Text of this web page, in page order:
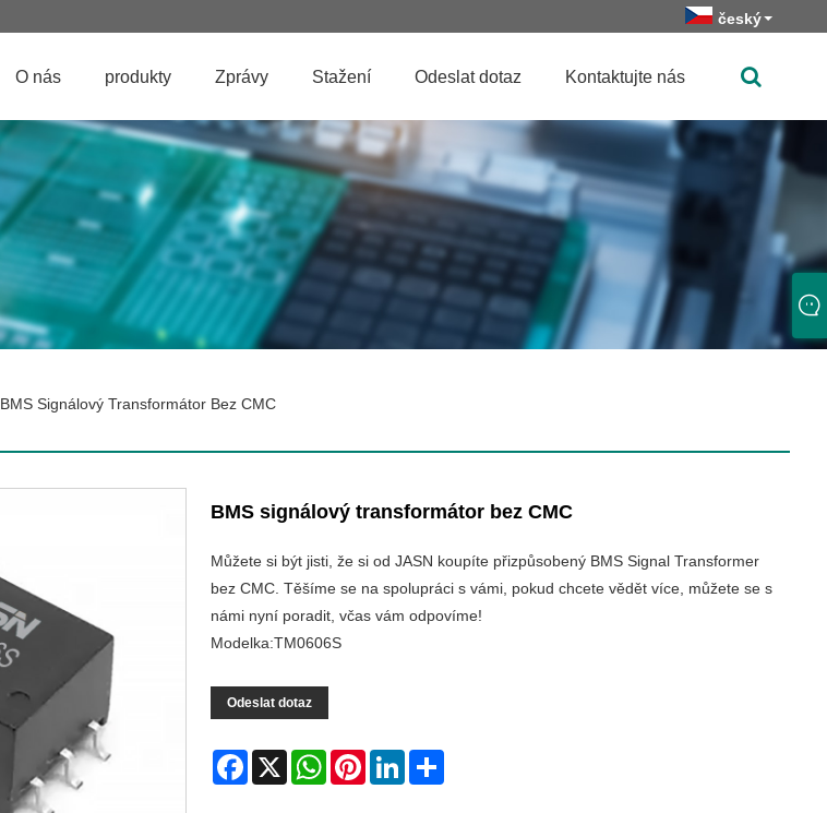
český
O nás produkty Zprávy Stažení Odeslat dotaz Kontaktujte nás
BMS Signálový Transformátor Bez CMC
BMS signálový transformátor bez CMC
Můžete si být jisti, že si od JASN koupíte přizpůsobený BMS Signal Transformer
bez CMC. Těšíme se na spolupráci s vámi, pokud chcete vědět více, můžete se s
námi nyní poradit, včas vám odpovíme!
Modelka:TM0606S
Odeslat dotaz
Facebook
X WhatsAppPinterestLinkedIn